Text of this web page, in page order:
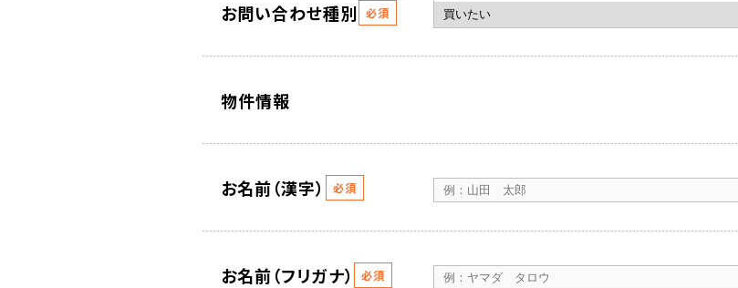
お問い合わせ種別 必須
物件情報
お名前（漢字） 必須
お名前（フリガナ） 必須